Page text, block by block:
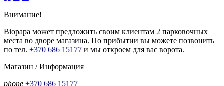
Внимание!
Biopapa может предложить своим клиентам 2 парковочных
места во дворе магазина. По прибытии вы можете позвонить
по тел. +370 686 15177 и мы откроем для вас ворота.
Магазин / Информация
phone +370 686 15177